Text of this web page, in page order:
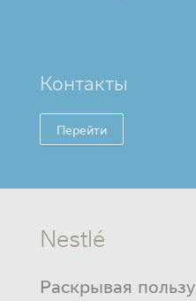
Контакты
Перейти
Nestlé
Раскрывая пользу